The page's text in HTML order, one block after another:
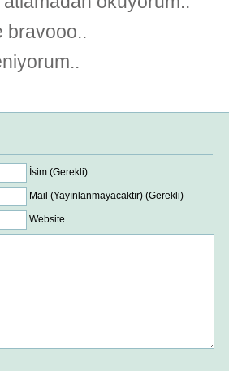
bravooo..
İsim (Gerekli)
Mail (Yayınlanmayacaktır) (Gerekli)
Website